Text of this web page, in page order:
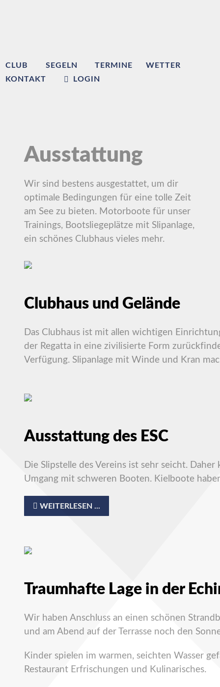
CLUB SEGELN TERMINE
WETTER
KONTAKT
LOGIN
Ausstattung
Wir sind bestens ausgestattet, um dir
optimale Bedingungen für eine tolle Zeit
am See zu bieten. Motorboote für unser
Trainings, Bootsliegeplätze mit Slipanlage,
ein schönes Clubhaus vieles mehr.
Clubhaus und Gelände
Das Clubhaus ist mit allen wichtigen
der Regatta in eine zivilisierte Form
Verfügung. Slipanlage mit Winde und Kran
Ausstattung des ESC
Die Slipstelle des Vereins ist sehr seicht.
Umgang mit schweren Booten. Kielboote
WEITERLESEN ...
Traumhafte Lage in der
Wir haben Anschluss an einen schönen
und am Abend auf der Terrasse noch den
Kinder spielen im warmen, seichten Wasser
Restaurant Erfrischungen und Kulinarisches.